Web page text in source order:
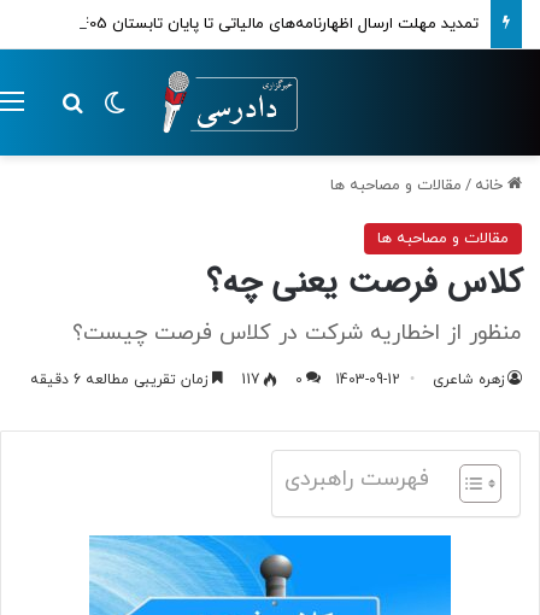
تمدید مهلت ارسال اظهارنامه‌های مالیاتی تا پایان تابستان 1405
تغییر پوسته
خانه / مقالات و مصاحبه ها
مقالات و مصاحبه ها
کلاس فرصت یعنی چه؟
منظور از اخطاریه شرکت در کلاس فرصت چیست؟
زهره شاعری 1403-09-12
0
117 زمان تقریبی مطالعه 6 دقیقه
فهرست راهبردی